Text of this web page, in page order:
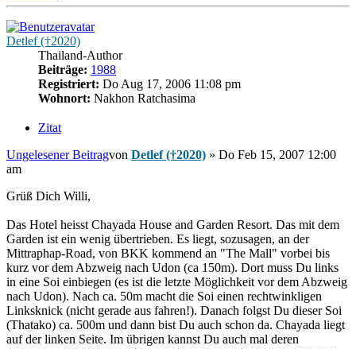
Detlef (†2020)
Thailand-Author
Beiträge: 1988
Registriert: Do Aug 17, 2006 11:08 pm
Wohnort: Nakhon Ratchasima
Zitat
Ungelesener Beitragvon Detlef (†2020) » Do Feb 15, 2007 12:00
am
Grüß Dich Willi,
Das Hotel heisst Chayada House and Garden Resort. Das mit dem
Garden ist ein wenig übertrieben. Es liegt, sozusagen, an der
Mittraphap-Road, von BKK kommend an "The Mall" vorbei bis
kurz vor dem Abzweig nach Udon (ca 150m). Dort muss Du links
in eine Soi einbiegen (es ist die letzte Möglichkeit vor dem Abzweig
nach Udon). Nach ca. 50m macht die Soi einen rechtwinkligen
Linksknick (nicht gerade aus fahren!). Danach folgst Du dieser Soi
(Thatako) ca. 500m und dann bist Du auch schon da. Chayada liegt
auf der linken Seite. Im übrigen kannst Du auch mal deren